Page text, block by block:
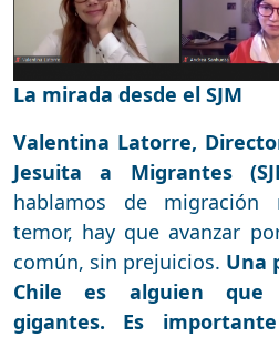
La mirada desde el SJM
Valentina Latorre,
Jesuita a Migrantes
hablamos de migración
temor, hay que avanzar
común, sin prejuicios. Una
Chile es alguien que
gigantes. Es